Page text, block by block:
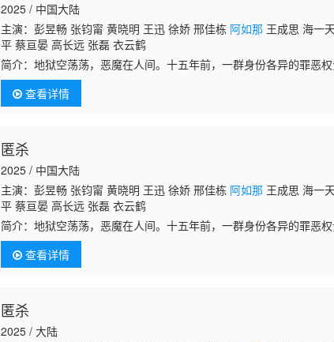
2025 / 中国大陆
主演：彭昱畅 张钧甯 黄晓明 王迅 徐娇 邢佳栋 阿如那 王成思 海一
平 蔡亘晏 高长远 张磊 衣云鹤
简介：地狱空荡荡，恶魔在人间。十五年前，一群身份各异的罪恶
生晓笛惨遭权贵凌辱致死；十五年后，这些背后操盘者接连惨死，
阳与警官方正楠深入
查看详情
匿杀
2025 / 中国大陆
主演：彭昱畅 张钧甯 黄晓明 王迅 徐娇 邢佳栋 阿如那 王成思 海一
平 蔡亘晏 高长远 张磊 衣云鹤
简介：地狱空荡荡，恶魔在人间。十五年前，一群身份各异的罪恶
生晓笛惨遭权贵凌辱致死；十五年后，这些背后操盘者接连惨死，
阳与警官方正楠深入
查看详情
匿杀
2025 / 大陆